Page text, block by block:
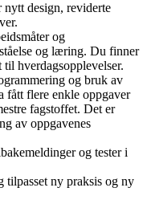
nytt design, reviderte
og
og læring. Du finner
hverdagsopplevelser.
og bruk av
fått flere enkle oppgaver
fagstoffet. Det er
av oppgavenes
og tester i
tilpasset ny praksis og ny